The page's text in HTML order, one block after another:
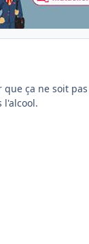
ça ne soit
l'alcool.